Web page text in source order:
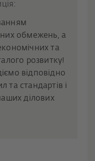
обмежень, а
та
розвитку!
відповідно
та стандартів і
ділових